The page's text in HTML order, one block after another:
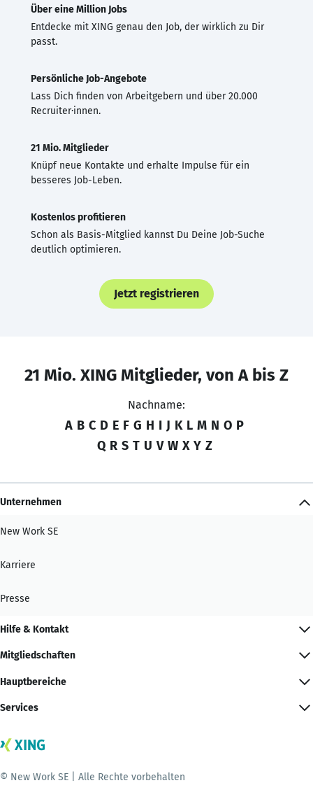
Über eine Million Jobs
Entdecke mit XING genau den Job, der wirklich zu Dir
passt.
Persönliche Job-Angebote
Lass Dich finden von Arbeitgebern und über 20.000
Recruiter·innen.
21 Mio. Mitglieder
Knüpf neue Kontakte und erhalte Impulse für ein
besseres Job-Leben.
Kostenlos profitieren
Schon als Basis-Mitglied kannst Du Deine Job-Suche
deutlich optimieren.
Jetzt registrieren
21 Mio. XING Mitglieder, von A bis Z
Nachname:
A B C D E F G H I J K L M N O P
Q R S T U V W X Y Z
Unternehmen
New Work SE
Karriere
Presse
Hilfe & Kontakt
Mitgliedschaften
Hauptbereiche
Services
© New Work SE | Alle Rechte vorbehalten